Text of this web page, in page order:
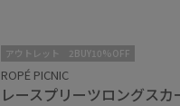
アウトレット 2BUY10%OFF
ROPÉ PICNIC
レースプリーツロングスカ